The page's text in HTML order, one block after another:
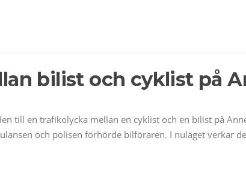
bilist och cyklist på
till en trafikolycka mellan en cyklist och en bilist på
och polisen förhörde bilföraren. I nuläget verkar